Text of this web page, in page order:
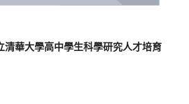
清華大學高中學生科學研究人才培育